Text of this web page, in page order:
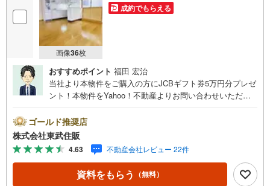
画像36枚
成約でもらえる
おすすめポイント 福田 宏治
当社より本物件をご購入の方にJCBギフト券5万円分プレゼ
ント！本物件をYahoo！不動産よりお問い合わせいただい
との併用不可。【営業時間 10:00～18:00】この時間帯は
お電話でのお問い合わせがスムーズです。住み替えをご希
望の方は自社買取保証付売却プランがございます。お気軽
にお問い合わせください。●西川越駅徒歩13分●新規内装リ
フォーム●南向き●都市ガス・本下水◇当社の強みは（1）
リフォーム（当社でも再販事業を行っている為、お客様に
ゴールド推奨店
株式会社東武住販
4.63 不動産会社レビュー 22件
資料をもらう （無料）